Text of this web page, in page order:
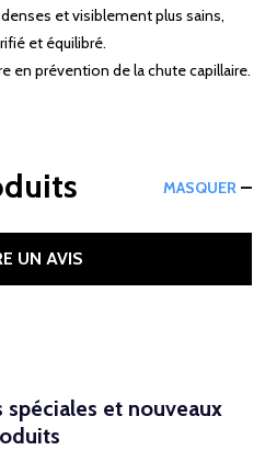
et visiblement plus sains,
et équilibré.
en prévention de la chute capillaire.
MASQUER
UN AVIS
et nouveaux